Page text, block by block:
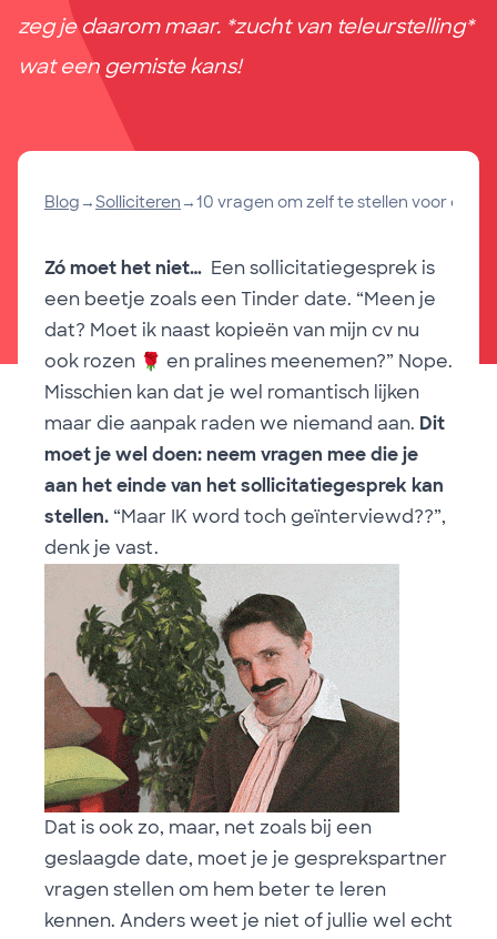
zeg je daarom maar. *zucht van teleurstelling*
wat een gemiste kans!
Blog →Solliciteren →10 vragen om zelf te stellen voor een
Zó moet het niet… Een sollicitatiegesprek is
een beetje zoals een Tinder date. “Meen je
dat? Moet ik naast kopieën van mijn cv nu
ook rozen 🌹 en pralines meenemen?” Nope.
Misschien kan dat je wel romantisch lijken
maar die aanpak raden we niemand aan. Dit
moet je wel doen: neem vragen mee die je
aan het einde van het sollicitatiegesprek kan
stellen.“Maar IK word toch geïnterviewd??”,
denk je vast.
Dat is ook zo, maar, net zoals bij een
geslaagde date, moet je je gesprekspartner
vragen stellen om hem beter te leren
kennen. Anders weet je niet of jullie wel echt